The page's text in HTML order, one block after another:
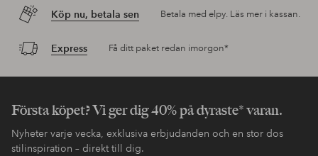
Köp nu, betala sen Betala med elpy. Läs mer i kassan.
Express Få ditt paket redan imorgon*
Första köpet? Vi ger dig 40% på dyraste* varan.
Nyheter varje vecka, exklusiva erbjudanden och en stor dos
stilinspiration – direkt till dig.